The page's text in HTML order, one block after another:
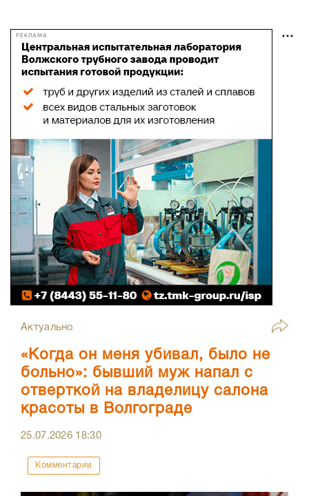
РЕКЛАМА
Актуально
«Когда он меня убивал, было не
больно»: бывший муж напал с
отверткой на владелицу салона
красоты в Волгограде
25.07.2026 18:30
Комментарии